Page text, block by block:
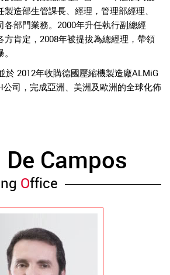
造部生管課長、經理，管理部經理、
各部門業務。2000年升任執行副總經
方肯定，2008年被提拔為總經理，帶領
於 2012年收購德國壓縮機製造廠ALMiG
司，完成亞洲、美洲及歐洲的全球化佈
Campos
Office